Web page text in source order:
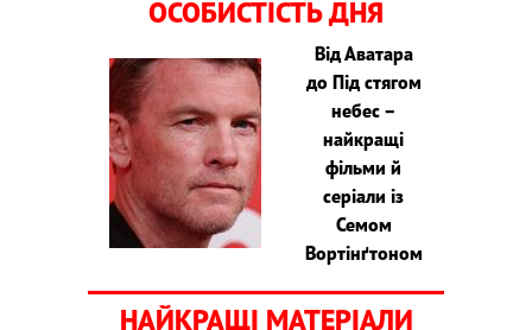
ОСОБИСТІСТЬ ДНЯ
Від Аватара
до Під стягом
небес –
найкращі
фільми й
серіали із
Семом
Вортінґтоном
НАЙКРАЩІ МАТЕРІАЛИ